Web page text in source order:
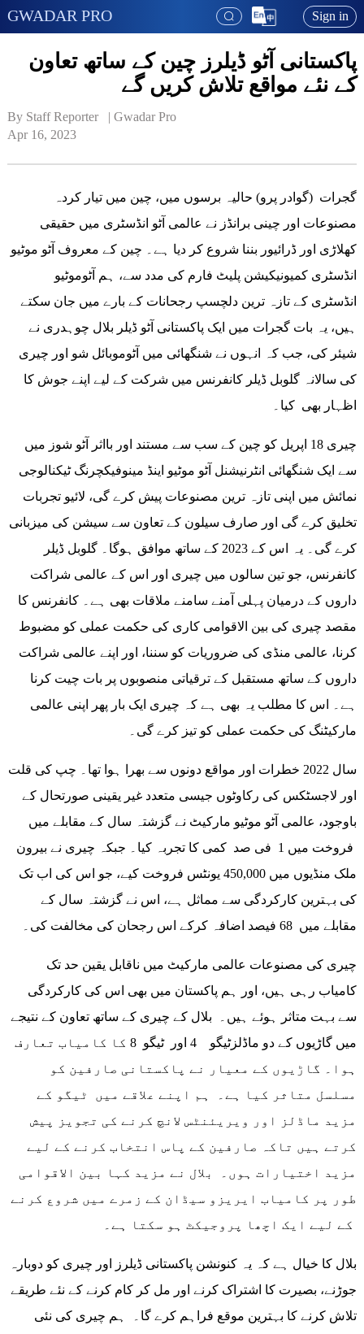
GWADAR PRO Sign in
پاکستانی آٹو ڈیلرز چین کے ساتھ تعاون
کے نئے مواقع تلاش کریں گے
By Staff Reporter   | Gwadar Pro
Apr 16, 2023
گجرات (گوادر پرو) حالیہ برسوں میں، چین میں تیار کردہ
مصنوعات اور چینی برانڈز نے عالمی آٹو انڈسٹری میں حقیقی
کھلاڑی اور ڈرائیور بننا شروع کر دیا ہے۔ چین کے معروف آٹو موٹیو
انڈسٹری کمیونیکیشن پلیٹ فارم کی مدد سے، ہم آٹوموٹیو
انڈسٹری کے تازہ ترین دلچسپ رجحانات کے بارے میں جان سکتے
ہیں، یہ بات گجرات میں ایک پاکستانی آٹو ڈیلر بلال چوہدری نے
شیئر کی، جب کہ انہوں نے شنگھائی میں آٹوموبائل شو اور چیری
کی سالانہ گلوبل ڈیلر کانفرنس میں شرکت کے لیے اپنے جوش کا
اظہار بھی کیا۔
چیری 18 اپریل کو چین کے سب سے مستند اور بااثر آٹو شوز میں
سے ایک شنگھائی انٹرنیشنل آٹو موٹیو اینڈ مینوفیکچرنگ ٹیکنالوجی
نمائش میں اپنی تازہ ترین مصنوعات پیش کرے گی، لائیو تجربات
تخلیق کرے گی اور صارف سیلون کے تعاون سے سیشن کی میزبانی
کرے گی۔ یہ اس کے 2023 کے ساتھ موافق ہوگا۔ گلوبل ڈیلر
کانفرنس، جو تین سالوں میں چیری اور اس کے عالمی شراکت
داروں کے درمیان پہلی آمنے سامنے ملاقات بھی ہے۔ کانفرنس کا
مقصد چیری کی بین الاقوامی کاری کی حکمت عملی کو مضبوط
کرنا، عالمی منڈی کی ضروریات کو سننا، اور اپنے عالمی شراکت
داروں کے ساتھ مستقبل کے ترقیاتی منصوبوں پر بات چیت کرنا
ہے۔ اس کا مطلب یہ بھی ہے کہ چیری ایک بار پھر اپنی عالمی
مارکیٹنگ کی حکمت عملی کو تیز کرے گی۔
سال 2022 خطرات اور مواقع دونوں سے بھرا ہوا تھا۔ چپ کی قلت
اور لاجسٹکس کی رکاوٹوں جیسی متعدد غیر یقینی صورتحال کے
باوجود، عالمی آٹو موٹیو مارکیٹ نے گزشتہ سال کے مقابلے میں
فروخت میں 1 فی صد کمی کا تجربہ کیا۔ جبکہ چیری نے بیرون
ملک منڈیوں میں 450,000 یونٹس فروخت کیے، جو اس کی اب تک
کی بہترین کارکردگی سے مماثل ہے، اس نے گزشتہ سال کے
مقابلے میں 68 فیصد اضافہ کرکے اس رجحان کی مخالفت کی۔
کامیاب رہی ہیں، اور ہم پاکستان میں بھی اس کی کارکردگی
سے بہت متاثر ہوئے ہیں۔ بلال کے چیری کے ساتھ تعاون کے نتیجے
میں گاڑیوں کے دو ماڈلزٹیگو 4 اور ٹیگو 8 کا کامیاب تعارف
ہوا۔ گاڑیوں کے معیار نے پاکستانی صارفین کو
مسلسل متاثر کیا ہے۔ ہم اپنے علاقے میں ٹیگو کے
مزید ماڈلز اور ویریئنٹس لانچ کرنے کی تجویز پیش
کرتے ہیں تاکہ صارفین کے پاس انتخاب کرنے کے لیے
مزید اختیارات ہوں۔ بلال نے مزید کہا بین الاقوامی
طور پر کامیاب ایریزو سیڈان کے زمرے میں شروع کرنے
بلال کا خیال ہے کہ یہ کنونشن پاکستانی ڈیلرز اور چیری کو دوبارہ
جوڑنے، بصیرت کا اشتراک کرنے اور مل کر کام کرنے کے نئے طریقے
تلاش کرنے کا بہترین موقع فراہم کرے گا۔ ہم چیری کی نئی